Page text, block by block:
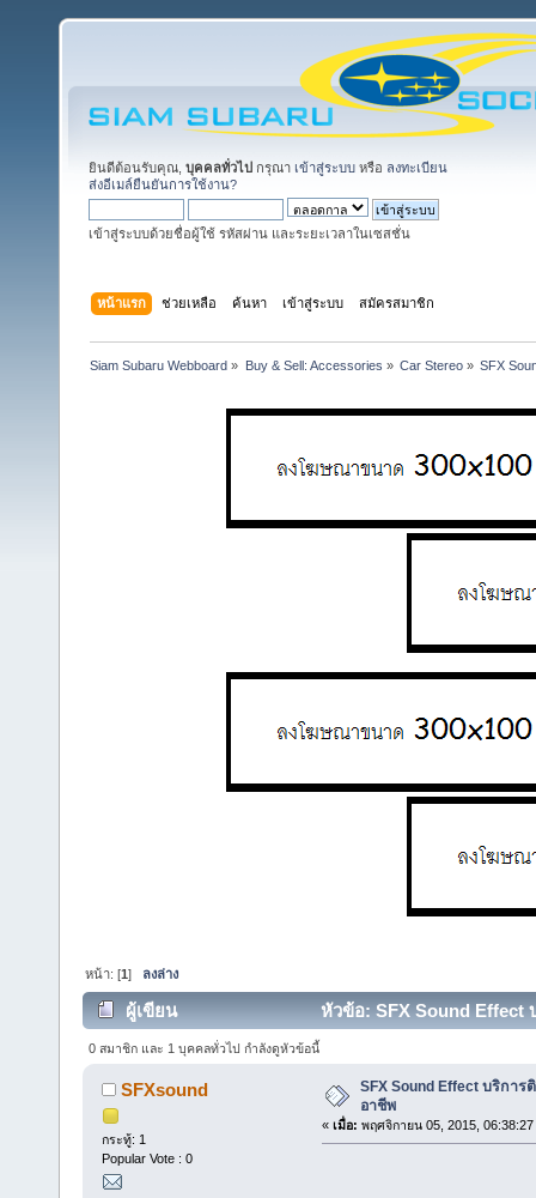
ยินดีต้อนรับคุณ, บุคคลทั่วไป กรุณา เข้าสู่ระบบ หรือ ลงทะเบียน
ส่งอีเมล์ยืนยันการใช้งาน?
เข้าสู่ระบบด้วยชื่อผู้ใช้ รหัสผ่าน และระยะเวลาในเซสชั่น
หน้าแรก ช่วยเหลือ ค้นหา เข้าสู่ระบบ สมัครสมาชิก
Siam Subaru Webboard » Buy & Sell: Accessories » Car Stereo» SFX
หน้า: [1] ลงล่าง
ผู้เขียน หัวข้อ: SFX Sound Effect
0 สมาชิก และ 1 บุคคลทั่วไป กำลังดูหัวข้อนี้
SFXsound
กระทู้: 1
Popular Vote : 0
SFX Sound Effect บริการ
อาชีพ
« เมื่อ: พฤศจิกายน 05, 2015, 06:38:27